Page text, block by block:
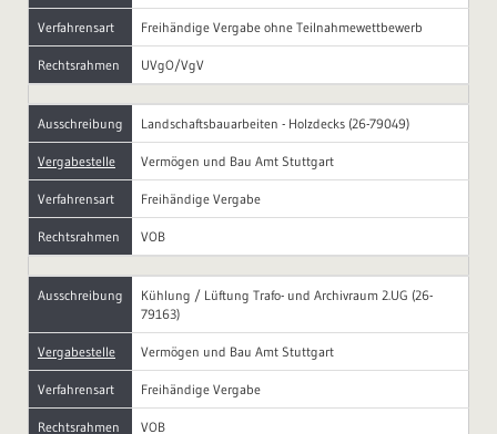
Verfahrensart Freihändige Vergabe ohne Teilnahmewettbewerb
Rechtsrahmen UVgO/VgV
Ausschreibung Landschaftsbauarbeiten - Holzdecks (26-79049)
Vergabestelle Vermögen und Bau Amt Stuttgart
Verfahrensart Freihändige Vergabe
Rechtsrahmen VOB
Ausschreibung
Kühlung / Lüftung Trafo- und Archivraum 2.UG (26-
79163)
Vergabestelle Vermögen und Bau Amt Stuttgart
Verfahrensart Freihändige Vergabe
Rechtsrahmen VOB